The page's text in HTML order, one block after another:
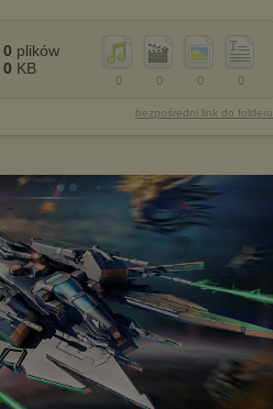
0
0
0
0
0 plików
0 KB
bezpośredni link do folderu